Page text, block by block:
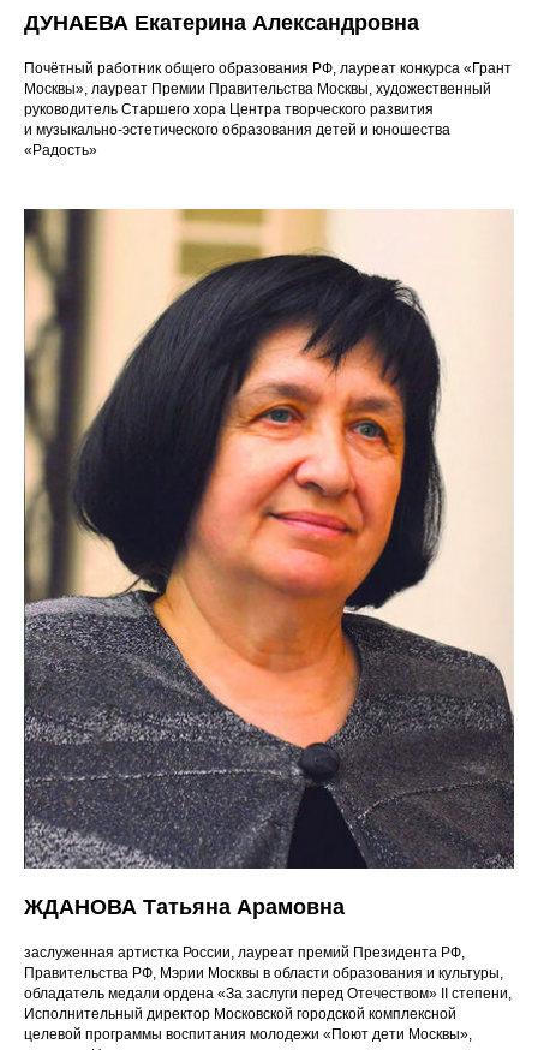
ДУНАЕВА Екатерина Александровна
Почётный работник общего образования РФ, лауреат конкурса «Грант
Москвы», лауреат Премии Правительства Москвы, художественный
руководитель Старшего хора Центра творческого развития
и музыкально-эстетического образования детей и юношества
«Радость»
ЖДАНОВА Татьяна Арамовна
заслуженная артистка России, лауреат премий Президента РФ,
Правительства РФ, Мэрии Москвы в области образования и культуры,
обладатель медали ордена «За заслуги перед Отечеством» II степени,
Исполнительный директор Московской городской комплексной
целевой программы воспитания молодежи «Поют дети Москвы»,